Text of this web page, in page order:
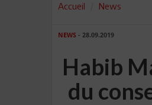
Accueil News
NEWS - 28.09.2019
Habib
du